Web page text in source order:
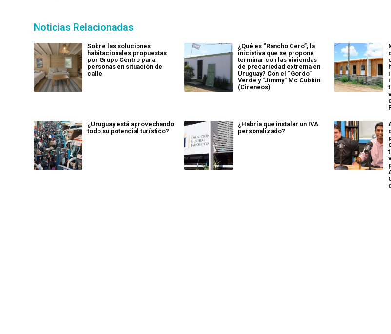
Noticias Relacionadas
Sobre las soluciones
habitacionales propuestas
por Grupo Centro para
personas en situación de
calle
¿Qué es “Rancho Cero”, la
iniciativa que se propone
terminar con las viviendas
de precariedad extrema en
Uruguay? Con el “Gordo”
Verde y "Jimmy" Mc Cubbin
(Cireneos)
¿Uruguay está aprovechando
todo su potencial turístico?
¿Habría que instalar un IVA
personalizado?